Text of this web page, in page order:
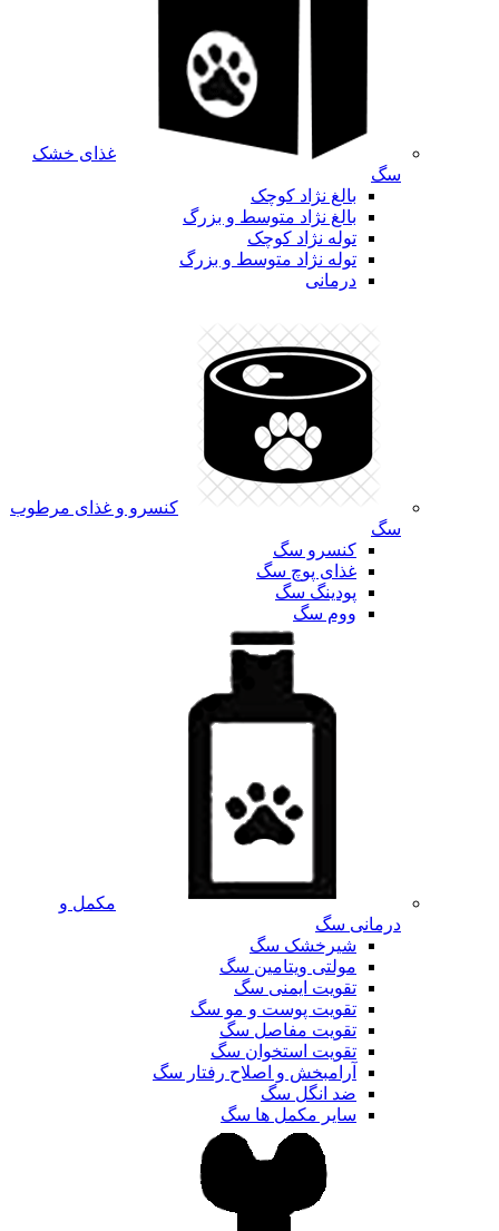
غذای خشک
سگ
بالغ نژاد کوچک
بالغ نژاد متوسط و بزرگ
توله نژاد کوچک
توله نژاد متوسط و بزرگ
درمانی
کنسرو و غذای مرطوب
سگ
کنسرو سگ
غذای پوچ سگ
پودینگ سگ
ووم سگ
مکمل و
درمانی سگ
شیرخشک سگ
مولتی ویتامین سگ
تقویت ایمنی سگ
تقویت پوست و مو سگ
تقویت مفاصل سگ
تقویت استخوان سگ
آرامبخش و اصلاح رفتار سگ
ضد انگل سگ
سایر مکمل ها سگ